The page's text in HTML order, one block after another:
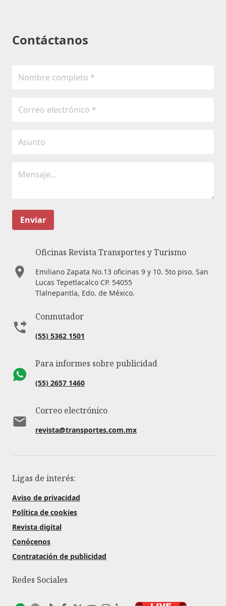
Contáctanos
Enviar
Oficinas Revista Transportes y Turismo
Emiliano Zapata No.13 oficinas 9 y 10. 5to piso. San
Lucas Tepetlacalco CP. 54055
Tlalnepantla, Edo. de México.
Conmutador
(55) 5362 1501
Para informes sobre publicidad
(55) 2657 1460
Correo electrónico
revista@transportes.com.mx
Ligas de interés:
Aviso de privacidad
Política de cookies
Revista digital
Conócenos
Contratación de publicidad
Redes Sociales